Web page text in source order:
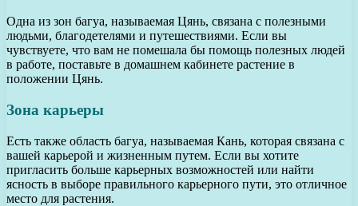
Одна из зон багуа, называемая Цянь, связана с полезными
людьми, благодетелями и путешествиями. Если вы
чувствуете, что вам не помешала бы помощь полезных людей
в работе, поставьте в домашнем кабинете растение в
положении Цянь.
Зона карьеры
Есть также область багуа, называемая Кань, которая связана с
вашей карьерой и жизненным путем. Если вы хотите
пригласить больше карьерных возможностей или найти
ясность в выборе правильного карьерного пути, это отличное
место для растения.